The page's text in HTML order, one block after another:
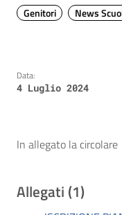
Genitori News
Data:
4 Luglio 2024
In allegato la circolare
Allegati (1)